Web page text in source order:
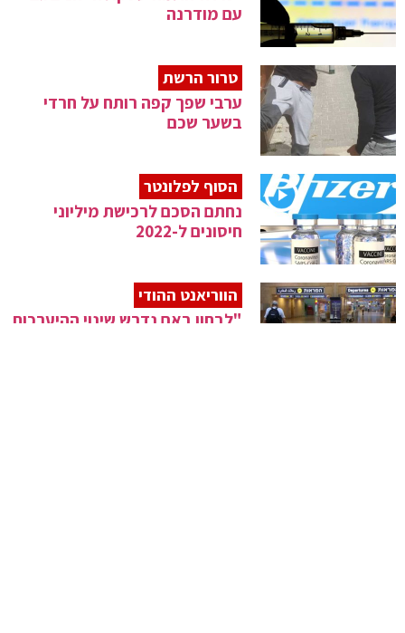
עם מודרנה
טרור הרשת
ערבי שפך קפה רותח על חרדי
בשער שכם
הסוף לפלונטר
נחתם הסכם לרכישת מיליוני
חיסונים ל-2022
הווריאנט ההודי
"לבחון באם נדרש שינוי ההיערכות